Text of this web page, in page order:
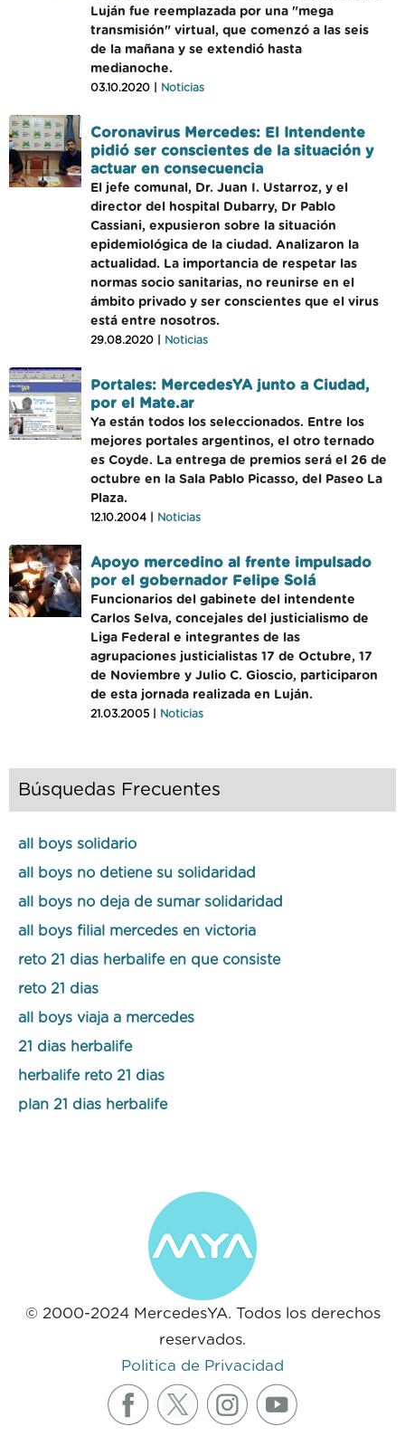
Luján fue reemplazada por una "mega
transmisión" virtual, que comenzó a las seis
de la mañana y se extendió hasta
medianoche.
03.10.2020 | Noticias
Coronavirus Mercedes: El Intendente
pidió ser conscientes de la situación y
actuar en consecuencia
El jefe comunal, Dr. Juan I. Ustarroz, y el
director del hospital Dubarry, Dr Pablo
Cassiani, expusieron sobre la situación
epidemiológica de la ciudad. Analizaron la
actualidad. La importancia de respetar las
normas socio sanitarias, no reunirse en el
ámbito privado y ser conscientes que el virus
está entre nosotros.
29.08.2020 | Noticias
Portales: MercedesYA junto a Ciudad,
por el Mate.ar
Ya están todos los seleccionados. Entre los
mejores portales argentinos, el otro ternado
es Coyde. La entrega de premios será el 26 de
octubre en la Sala Pablo Picasso, del Paseo La
Plaza.
12.10.2004 | Noticias
Apoyo mercedino al frente impulsado
por el gobernador Felipe Solá
Funcionarios del gabinete del intendente
Carlos Selva, concejales del justicialismo de
Liga Federal e integrantes de las
agrupaciones justicialistas 17 de Octubre, 17
de Noviembre y Julio C. Gioscio, participaron
de esta jornada realizada en Luján.
21.03.2005 | Noticias
Búsquedas Frecuentes
all boys solidario
all boys no detiene su solidaridad
all boys no deja de sumar solidaridad
all boys filial mercedes en victoria
reto 21 dias herbalife en que consiste
reto 21 dias
all boys viaja a mercedes
21 dias herbalife
herbalife reto 21 dias
plan 21 dias herbalife
© 2000-2024 MercedesYA. Todos los derechos
reservados.
Politica de Privacidad